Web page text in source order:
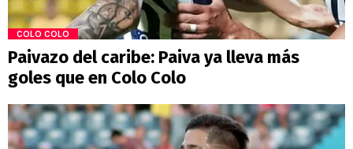
COLO COLO
Paivazo del caribe: Paiva ya lleva más
goles que en Colo Colo